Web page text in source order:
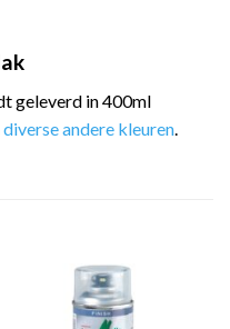
geleverd in 400ml
diverse andere kleuren.